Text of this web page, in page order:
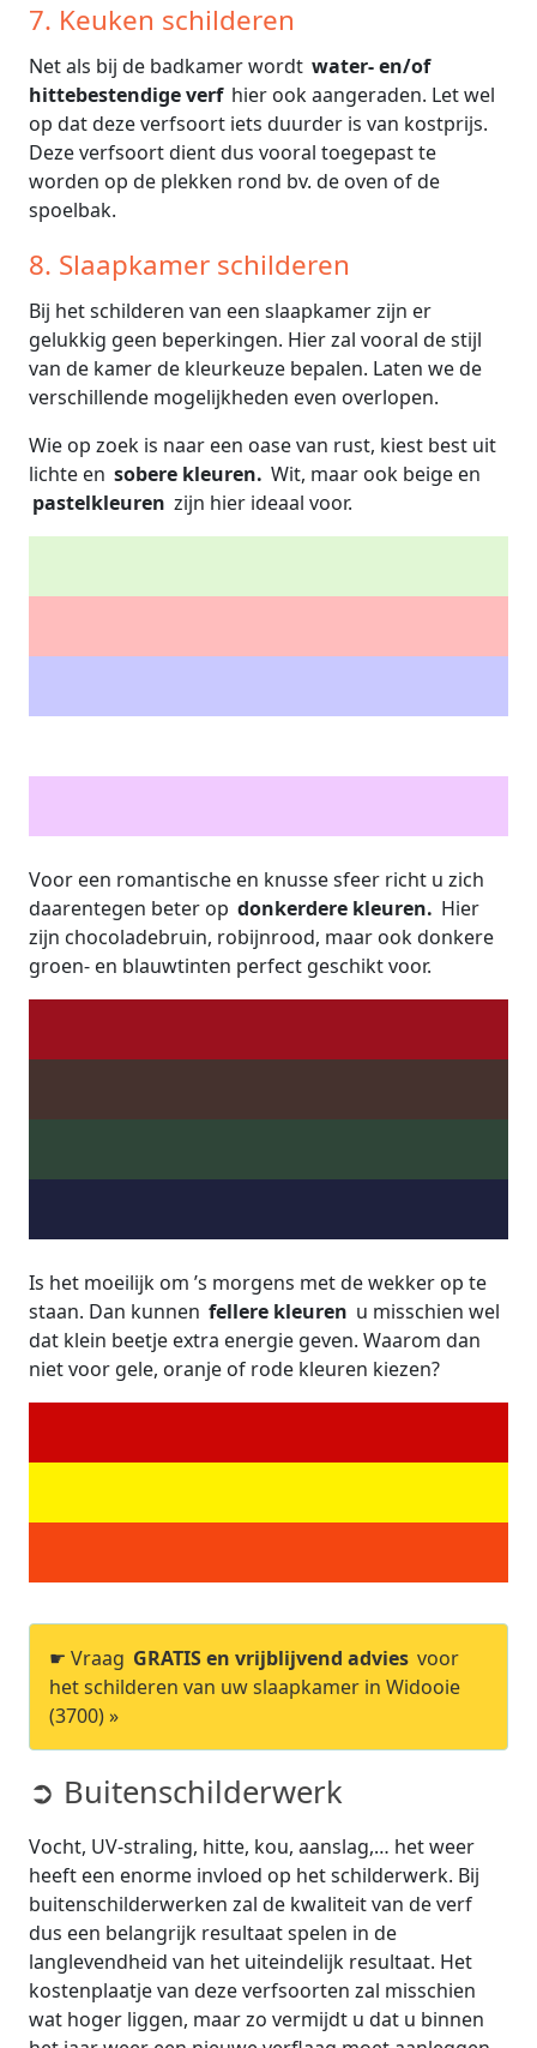
7. Keuken schilderen
Net als bij de badkamer wordt water- en/of
hittebestendige verf hier ook aangeraden. Let wel
op dat deze verfsoort iets duurder is van kostprijs.
Deze verfsoort dient dus vooral toegepast te
worden op de plekken rond bv. de oven of de
spoelbak.
8. Slaapkamer schilderen
Bij het schilderen van een slaapkamer zijn er
gelukkig geen beperkingen. Hier zal vooral de stijl
van de kamer de kleurkeuze bepalen. Laten we de
verschillende mogelijkheden even overlopen.
Wie op zoek is naar een oase van rust, kiest best uit
lichte en sobere kleuren. Wit, maar ook beige en
pastelkleuren zijn hier ideaal voor.
Voor een romantische en knusse sfeer richt u zich
daarentegen beter op donkerdere kleuren. Hier
zijn chocoladebruin, robijnrood, maar ook donkere
groen- en blauwtinten perfect geschikt voor.
Is het moeilijk om ’s morgens met de wekker op te
staan. Dan kunnen fellere kleuren u misschien wel
dat klein beetje extra energie geven. Waarom dan
niet voor gele, oranje of rode kleuren kiezen?
☛ Vraag GRATIS en vrijblijvend advies voor
het schilderen van uw slaapkamer in Widooie
(3700) »
➲ Buitenschilderwerk
Vocht, UV-straling, hitte, kou, aanslag,… het weer
heeft een enorme invloed op het schilderwerk. Bij
buitenschilderwerken zal de kwaliteit van de verf
dus een belangrijk resultaat spelen in de
langlevendheid van het uiteindelijk resultaat. Het
kostenplaatje van deze verfsoorten zal misschien
wat hoger liggen, maar zo vermijdt u dat u binnen